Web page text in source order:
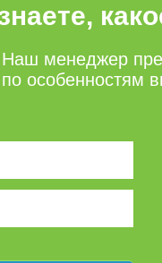
Наш менеджер
по особенностям